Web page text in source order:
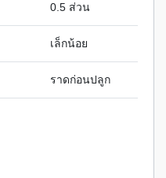
0.5 ส่วน
เล็กน้อย
ราดก่อนปลูก